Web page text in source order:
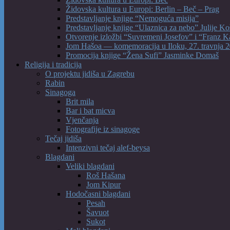
Židovska kultura u Europi: Berlin – Beč – Prag
Predstavljanje knjige “Nemoguća misija”
Predstavljanje knjige “Ulaznica za nebo” Julije
Otvorenje izložbi “Suvremeni Josefov” i “Franz
Jom Hašoa — komemoracija u Iloku, 27. travnja
Promocija knjige “Žena Sufi” Jasminke Domaš
Religija i tradicija
O projektu jidiša u Zagrebu
Rabin
Sinagoga
Brit mila
Bar i bat micva
Vjenčanja
Fotografije iz sinagoge
Tečaj jidiša
Intenzivni tečaj alef-beysa
Blagdani
Veliki blagdani
Roš Hašana
Jom Kipur
Hodočasni blagdani
Pesah
Šavuot
Sukot